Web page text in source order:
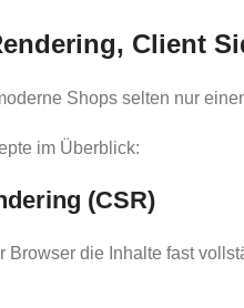
Client
Shops selten nur
im Überblick:
(CSR)
Browser die Inhalte fast